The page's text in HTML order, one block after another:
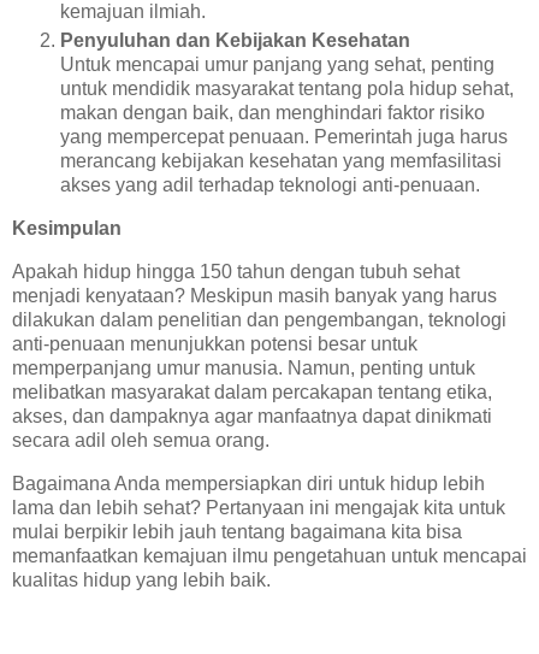
kemajuan ilmiah.
Penyuluhan dan Kebijakan Kesehatan
Untuk mencapai umur panjang yang sehat, penting
untuk mendidik masyarakat tentang pola hidup sehat,
makan dengan baik, dan menghindari faktor risiko
yang mempercepat penuaan. Pemerintah juga harus
merancang kebijakan kesehatan yang memfasilitasi
akses yang adil terhadap teknologi anti-penuaan.
Kesimpulan
Apakah hidup hingga 150 tahun dengan tubuh sehat
menjadi kenyataan? Meskipun masih banyak yang harus
dilakukan dalam penelitian dan pengembangan, teknologi
anti-penuaan menunjukkan potensi besar untuk
memperpanjang umur manusia. Namun, penting untuk
melibatkan masyarakat dalam percakapan tentang etika,
akses, dan dampaknya agar manfaatnya dapat dinikmati
secara adil oleh semua orang.
Bagaimana Anda mempersiapkan diri untuk hidup lebih
lama dan lebih sehat? Pertanyaan ini mengajak kita untuk
mulai berpikir lebih jauh tentang bagaimana kita bisa
memanfaatkan kemajuan ilmu pengetahuan untuk mencapai
kualitas hidup yang lebih baik.